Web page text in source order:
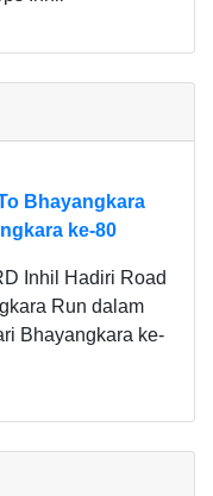
Bhayangkara
ke-80
Inhil Hadiri Road
Run dalam
Bhayangkara ke-